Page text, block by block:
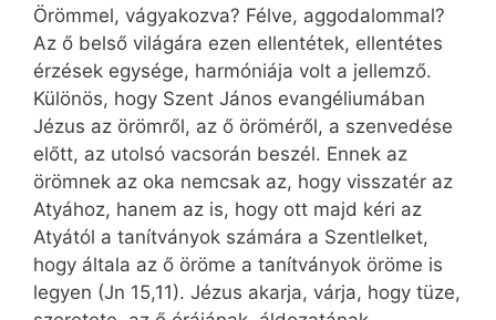
Örömmel, vágyakozva? Félve, aggodalommal?
Az ő belső világára ezen ellentétek, ellentétes
érzések egysége, harmóniája volt a jellemző.
Különös, hogy Szent János evangéliumában
Jézus az örömről, az ő öröméről, a szenvedése
előtt, az utolsó vacsorán beszél. Ennek az
örömnek az oka nemcsak az, hogy visszatér az
Atyához, hanem az is, hogy ott majd kéri az
Atyától a tanítványok számára a Szentlelket,
hogy általa az ő öröme a tanítványok öröme is
legyen (Jn 15,11). Jézus akarja, várja, hogy tüze,